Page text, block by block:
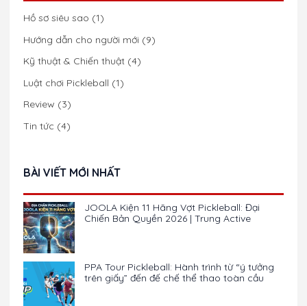
Hồ sơ siêu sao (1)
Hướng dẫn cho người mới (9)
Kỹ thuật & Chiến thuật(4)
Luật chơi Pickleball (1)
Review (3)
Tin tức (4)
BÀI VIẾT MỚI NHẤT
JOOLA Kiện 11 Hãng Vợt Pickleball: Đại
Chiến Bản Quyền 2026 | Trung Active
PPA Tour Pickleball: Hành trình từ “ý tưởng
trên giấy” đến đế chế thể thao toàn cầu